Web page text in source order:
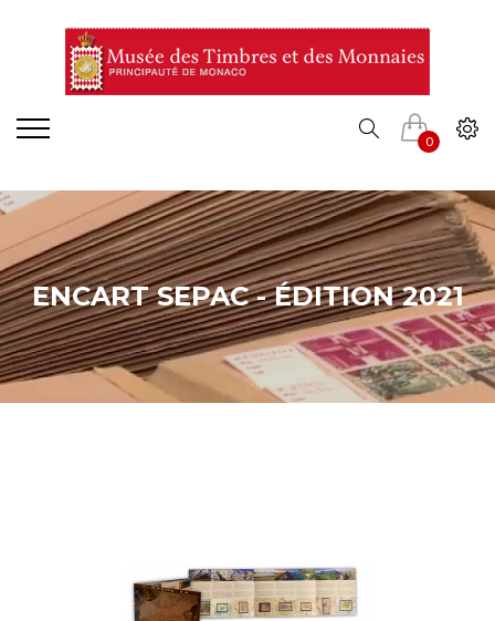
0
ENCART SEPAC - ÉDITION 2021